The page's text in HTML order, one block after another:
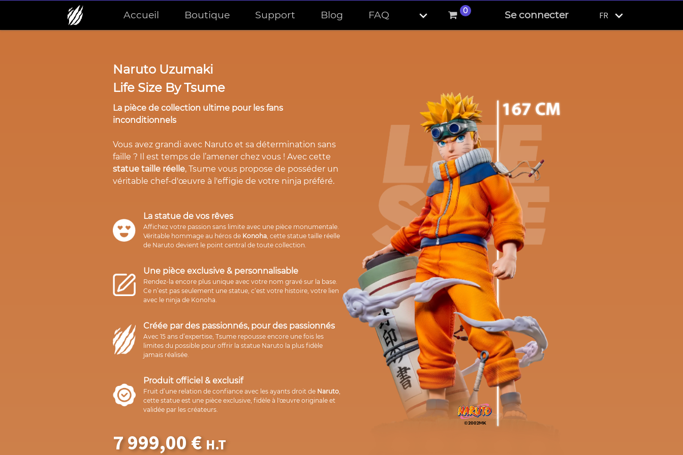
Accueil Boutique Support Blog FAQ 0 Se connecter FR
Naruto Uzumaki
Life Size By Tsume
La pièce de collection ultime pour les fans
inconditionnels
Vous avez grandi avec Naruto et sa détermination sans
faille ? Il est temps de l’amener chez vous ! Avec cette
statue taille réelle, Tsume vous propose de posséder un
véritable chef-d'œuvre à l'effigie de votre ninja préféré.
La statue de vos rêves
Affichez votre passion sans limite avec une pièce monumentale.
Véritable hommage au héros de Konoha, cette statue taille réelle
de Naruto devient le point central de toute collection.
Une pièce exclusive & personnalisable
Rendez-la encore plus unique avec votre nom gravé sur la base.
Ce n’est pas seulement une statue, c’est votre histoire, votre lien
avec le ninja de Konoha.
Créée par des passionnés, pour des passionnés
Avec 15 ans d’expertise, Tsume repousse encore une fois les
limites du possible pour offrir la statue Naruto la plus fidèle
jamais réalisée.
Produit officiel & exclusif
Fruit d’une relation de confiance avec les ayants droit de Naruto,
cette statue est une pièce exclusive, fidèle à l'œuvre originale et
validée par les créateurs.
7 999,00€ H.T